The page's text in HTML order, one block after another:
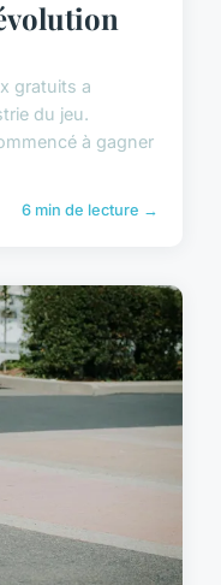
gratuits a
du jeu.
à gagner
6 min de lecture →